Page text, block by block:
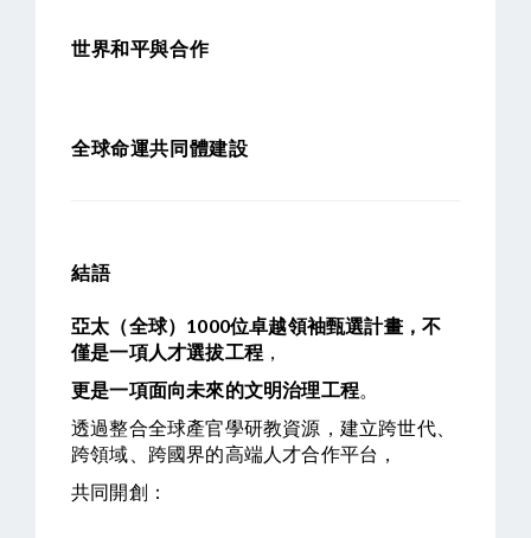
世界和平與合作
全球命運共同體建設
結語
亞太（全球）1000位卓越領袖甄選計畫， 不
僅是一項人才選拔工程 ，
更是一項面向未來的文明治理工程。
透過整合全球產官學研教資源， 建立跨世代、
跨領域、跨國界的高端人才合作平台，
共同開創：